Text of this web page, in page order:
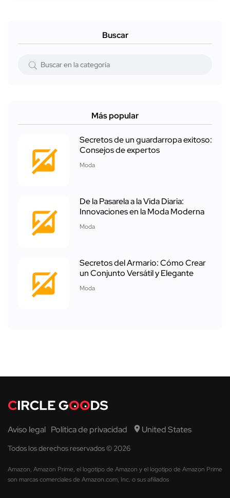
Buscar
Más popular
Secretos de un guardarropa exitoso:
Consejos de expertos
Moda
De la Pasarela a la Vida Diaria:
Innovaciones en la Moda Moderna
Moda
Secretos del Armario: Cómo Crear
un Conjunto Versátil y Elegante
Moda
Aviso legal Política de privacidad United States
Todos los derechos reservados © 2026
Amazon, Amazon Prime, el logotipo de Amazon y el logotipo de Amazon Prime
son marcas comerciales de Amazon.com, Inc. o sus afiliados